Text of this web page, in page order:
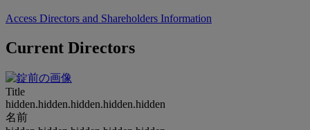
Access Directors and Shareholders Information
Current Directors
Title
hidden.hidden.hidden.hidden.hidden
名前